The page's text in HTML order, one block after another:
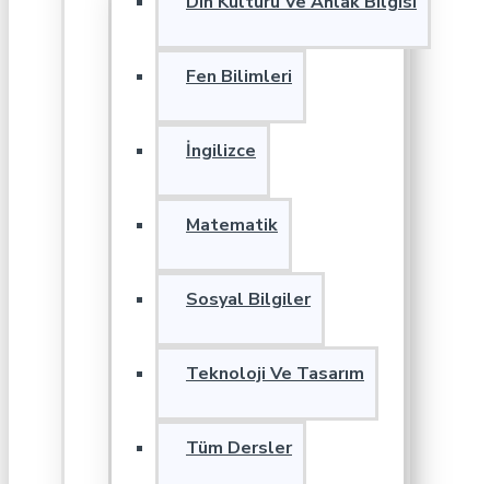
Fen Bilimleri
İngilizce
Matematik
Sosyal Bilgiler
Teknoloji Ve Tasarım
Tüm Dersler